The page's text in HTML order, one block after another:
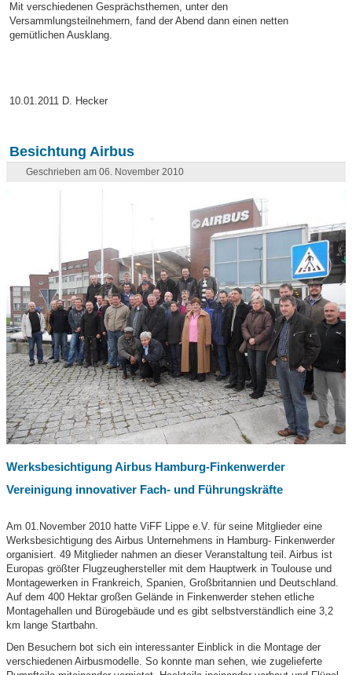
Mit verschiedenen Gesprächsthemen, unter den
Versammlungsteilnehmern, fand der Abend dann einen netten
gemütlichen Ausklang.
10.01.2011 D. Hecker
Besichtung Airbus
Geschrieben am 06. November 2010
Werksbesichtigung Airbus Hamburg-Finkenwerder
Vereinigung innovativer Fach- und Führungskräfte
Am 01.November 2010 hatte ViFF Lippe e.V. für seine Mitglieder eine
Werksbesichtigung des Airbus Unternehmens in Hamburg- Finkenwerder
organisiert. 49 Mitglieder nahmen an dieser Veranstaltung teil. Airbus ist
Europas größter Flugzeughersteller mit dem Hauptwerk in Toulouse und
Montagewerken in Frankreich, Spanien, Großbritannien und Deutschland.
Auf dem 400 Hektar großen Gelände in Finkenwerder stehen etliche
Montagehallen und Bürogebäude und es gibt selbstverständlich eine 3,2
km lange Startbahn.
Den Besuchern bot sich ein interessanter Einblick in die Montage der
verschiedenen Airbusmodelle. So konnte man sehen, wie zugelieferte